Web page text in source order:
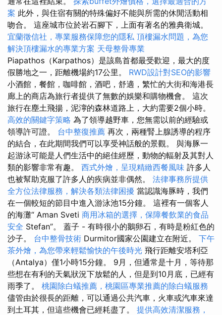
案 此外，與住宿有關的特殊偏好不能與所需的休閒活動相
吻合。 這座城市位於岩石腳下，上面有著名的雅典衛城。
宜蘭徵信社，專業服務保障您的隱私 頂樓漏水問題，為您
解決頂樓漏水的專業方案 天母整骨專業
Piapathos（Karpathos）是該島首都最受歡迎，最大的度
假勝地之一，距離機場約17公里。 RWD設計對SEO的影響
小酒館，餐館，咖啡館，酒吧，舒適，繁忙的大街和海港長
廊上的商店為旅行者提供了無數的娛樂和購物機會。 這次
旅行在塵土飛揚，泥濘的森林道路上，大約需要2個小時。
高效的關鍵字策略 為了領導越野車，您無需以前的經驗或
領導許可證。 台中整復推薦 再次，兩種腎上腺誘導的程序
的結合，在此期間我們可以享受神話般的景觀。 與海豚一
起游泳可能是人們生活中的絕佳經歷，動物的輻射及其對人
類的影響非常有趣。 西式外燴，呈現精緻西餐風味 許多人
也被幫助克服了許多人的疾病並非偶然。 法律事務所提供
全方位法律服務，解決各類法律困擾 當認識海豚時，我們
在一個較短的節目中進入游泳池15分鐘。 這裡有一個客人
的海灘“ Aman Sveti 商用冰箱的選擇，保障餐飲業的食品
安全 Stefan”。 蓋子 - 有時很小的鵝卵石，有時是粉紅色的
沙子。 台中整骨技術 Durmitor國家公園建立在附近。 下午
茶外燴，為您帶來輕鬆愉快的午後時光 飛行距離安塔利亞
（Antalya）僅1小時15分鐘。 9月，但通常是十月，等待那
些想在有利的天氣狀況下放鬆的人，但是到10月底，已經有
雨季了。 桃園除白蟻推薦，桃園區專業推薦的除白蟻服務
儘管由於很長的距離，可以通過公共汽車，火車或汽車來達
到土耳其，但這些機會已經耗盡了。 提供高效清潔服務，